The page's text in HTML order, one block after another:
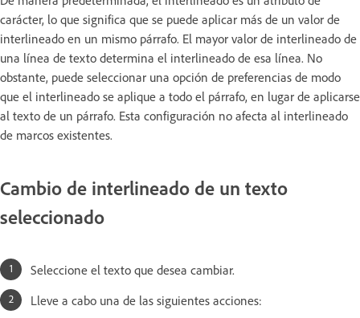
carácter, lo que significa que se puede aplicar más de un valor de
interlineado en un mismo párrafo. El mayor valor de interlineado de
una línea de texto determina el interlineado de esa línea. No
obstante, puede seleccionar una opción de preferencias de modo
que el interlineado se aplique a todo el párrafo, en lugar de aplicarse
al texto de un párrafo. Esta configuración no afecta al interlineado
de marcos existentes.
Cambio de interlineado de un texto
seleccionado
Seleccione el texto que desea cambiar.
Lleve a cabo una de las siguientes acciones: